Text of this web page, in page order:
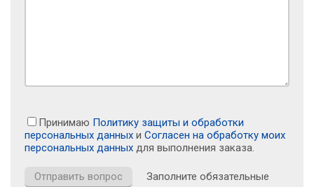
Принимаю Политику защиты и обработки
персональных данных и Согласен на обработку моих
персональных данных для выполнения заказа.
Заполните обязательные